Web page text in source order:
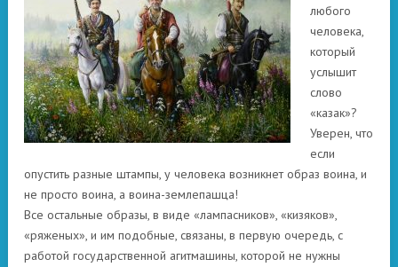
любого
человека,
который
услышит
слово
«казак»?
Уверен, что
если
опустить разные штампы, у человека возникнет образ воина, и
не просто воина, а воина-землепашца!
Все остальные образы, в виде «лампасников», «кизяков»,
«ряженых», и им подобные, связаны, в первую очередь, с
работой государственной агитмашины, которой не нужны